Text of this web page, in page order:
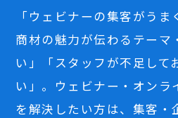
「ウェビナーの集客がう
商材の魅力が伝わるテーマ
い」「スタッフが不足して
い」。ウェビナー・オンラ
を解決したい方は、集客・